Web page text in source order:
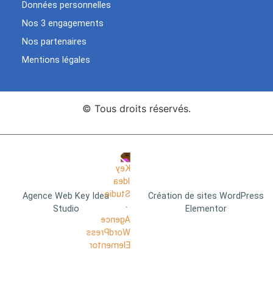
Données personnelles
Nos 3 engagements
Nos partenaires
Mentions légales
© Tous droits réservés.
Agence Web Key Idea
Studio
Création de sites WordPress
Elementor